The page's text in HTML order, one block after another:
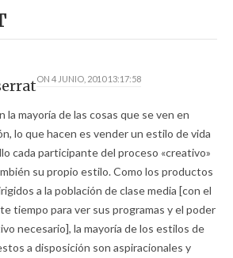
ON 4 JUNIO, 2010 13:17:58
la mayoría de las cosas que se ven en
lo que hacen es vender un estilo de vida
cada participante del proceso «creativo»
su propio estilo. Como los productos
a la población de clase media [con el
tiempo para ver sus programas y el poder
necesario], la mayoría de los estilos de
a disposición son aspiracionales y